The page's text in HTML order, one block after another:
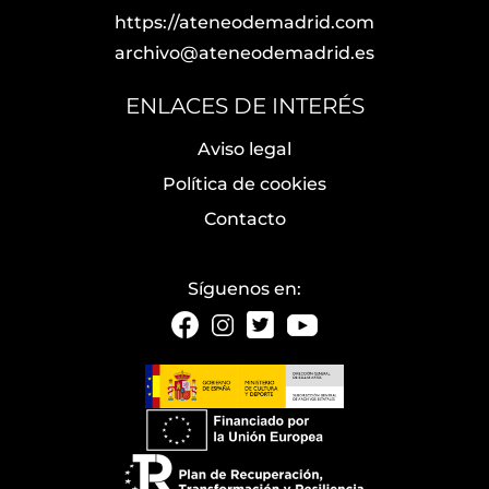
https://ateneodemadrid.com
archivo@ateneodemadrid.es
ENLACES DE INTERÉS
Aviso legal
Política de cookies
Contacto
Síguenos en: